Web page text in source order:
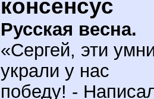
консенсус
Русская весна.
«Сергей, эти
украли у нас
победу! -